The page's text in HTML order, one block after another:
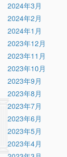
2024年3月
2024年2月
2024年1月
2023年12月
2023年11月
2023年10月
2023年9月
2023年8月
2023年7月
2023年6月
2023年5月
2023年4月